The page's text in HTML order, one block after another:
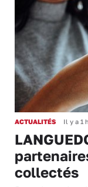
ACTUALITÉS Il y a 1 h
collectés